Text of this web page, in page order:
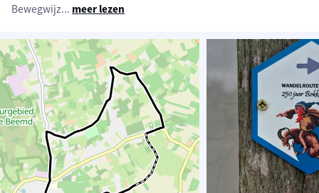
Bewegwijz... meer lezen